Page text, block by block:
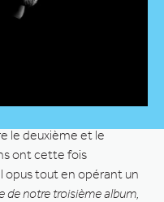
le deuxième et le
ont cette fois
opus tout en opérant un
de notre troisième album,